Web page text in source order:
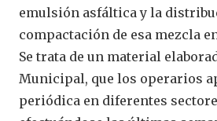
emulsión asfáltica y la
compactación de esa mezcla
Se trata de un material
Municipal, que los operarios
periódica en diferentes